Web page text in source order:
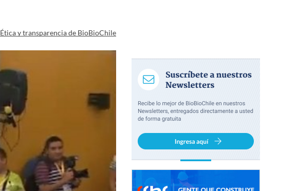
Ética y transparencia de BioBioChile